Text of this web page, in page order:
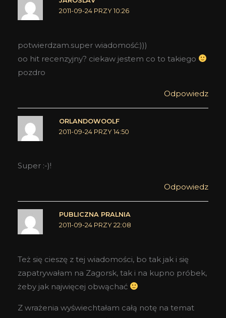
2011-09-24 PRZY 10:26
potwierdzam.super wiadomość:)))
oo hit recenzyjny? ciekaw jestem co to takiego
pozdro
Odpowiedz
ORLANDOWOOLF
2011-09-24 PRZY 14:50
Super :-)!
Odpowiedz
PUBLICZNA PRALNIA
2011-09-24 PRZY 22:08
Też się cieszę z tej wiadomości, bo tak jak i się
zapatrywałam na Zagorsk, tak i na kupno próbek,
żeby jak najwięcej obwąchać
Z wrażenia wyświechtałam całą notę na temat